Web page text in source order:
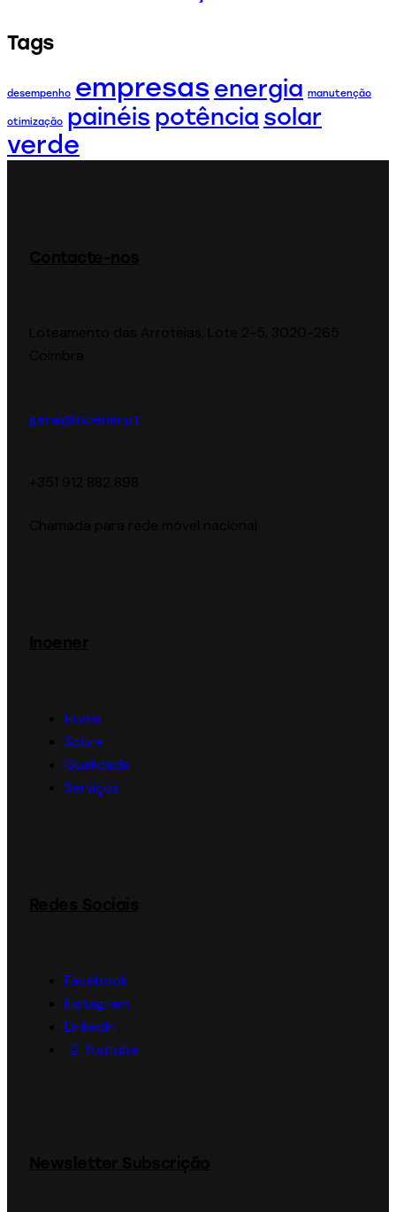
Tags
desempenho empresas energia manutenção
otimização painéis potência solar
verde
geral@inoener.pt
Home
Sobre
Qualidade
Serviços
Facebook
Instagram
LinkedIn
Youtube